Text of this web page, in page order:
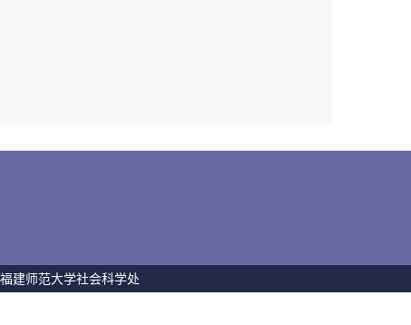
建师范大学社会科学处